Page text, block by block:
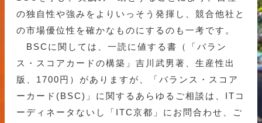
の独自性や強みをよりいっそう発揮し、競合他社と
の市場優位性を確かなものにするのも一考です。
BSCに関しては、一読に値する書（「バラン
ス・スコアカードの構築」吉川武男著、生産性出
版、1700円）がありますが、「バランス・スコア
ーカード(BSC)」に関するあらゆるご相談は、ITコ
ーディネータないし「ITC京都」にお問合わせ、ご